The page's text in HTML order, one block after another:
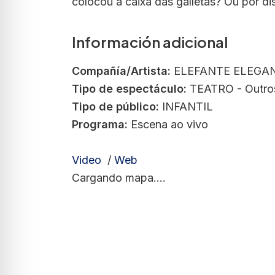
Información adicional
Compañía/Artista: ELEFANTE
Tipo de espectáculo: TEATRO -
Tipo de público: INFANTIL
Programa: Escena ao vivo
Video / Web
Cargando mapa....